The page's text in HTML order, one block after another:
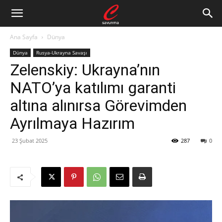
Ana Sayfa Dünya
Dünya Rusya-Ukrayna Savaşı
Zelenskiy: Ukrayna’nın
NATO’ya katılımı garanti
altına alınırsa Görevimden
Ayrılmaya Hazırım
23 Şubat 2025 0
287